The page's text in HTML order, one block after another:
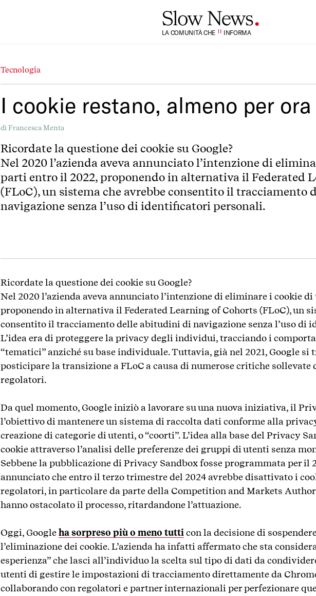
LA COMUNITÀ CHE
TI
SI INFORMA
Tecnologia
I cookie restano, almeno per ora
di Francesca Menta
Ricordate la questione dei cookie su Google?
Nel 2020 l’azienda aveva annunciato l’intenzione di
parti entro il 2022, proponendo in alternativa il Federated
(FLoC), un sistema che avrebbe consentito il tracciamento
navigazione senza l’uso di identificatori personali.
Ricordate la questione dei cookie su Google?
Nel 2020 l’azienda aveva annunciato l’intenzione di eliminare i cookie
proponendo in alternativa il Federated Learning of Cohorts (FLoC), un
consentito il tracciamento delle abitudini di navigazione senza l’uso di
L’idea era di proteggere la privacy degli individui, tracciando i
“tematici” anziché su base individuale. Tuttavia, già nel 2021, Google si
posticipare la transizione a FLoC a causa di numerose critiche sollevate
regolatori.
Da quel momento, Google iniziò a lavorare su una nuova iniziativa, il
l’obiettivo di mantenere un sistema di raccolta dati conforme alla
creazione di categorie di utenti, o “coorti”. L’idea alla base del Privacy
cookie attraverso l’analisi delle preferenze dei gruppi di utenti senza
Sebbene la pubblicazione di Privacy Sandbox fosse programmata per il
annunciato che entro il terzo trimestre del 2024 avrebbe disattivato i
regolatori, in particolare da parte della Competition and Markets
hanno ostacolato il processo, ritardandone l’attuazione.
Oggi, Googleha sorpreso più o meno tutti con la decisione di
l’eliminazione dei cookie. L’azienda ha infatti affermato che sta
esperienza” che lasci all’individuo la scelta sul tipo di dati da
utenti di gestire le impostazioni di tracciamento direttamente da
collaborando con regolatori e partner internazionali per perfezionare